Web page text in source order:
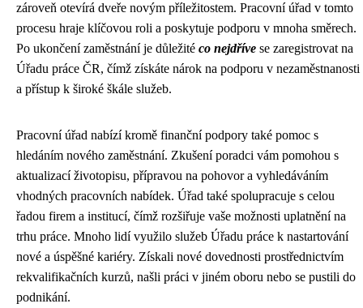
zároveň otevírá dveře novým příležitostem. Pracovní úřad v tomto
procesu hraje klíčovou roli a poskytuje podporu v mnoha směrech.
Po ukončení zaměstnání je důležité co nejdříve se zaregistrovat na
Úřadu práce ČR, čímž získáte nárok na podporu v nezaměstnanosti
a přístup k široké škále služeb.
Pracovní úřad nabízí kromě finanční podpory také pomoc s
hledáním nového zaměstnání. Zkušení poradci vám pomohou s
aktualizací životopisu, přípravou na pohovor a vyhledáváním
vhodných pracovních nabídek. Úřad také spolupracuje s celou
řadou firem a institucí, čímž rozšiřuje vaše možnosti uplatnění na
trhu práce. Mnoho lidí využilo služeb Úřadu práce k nastartování
nové a úspěšné kariéry. Získali nové dovednosti prostřednictvím
rekvalifikačních kurzů, našli práci v jiném oboru nebo se pustili do
podnikání.